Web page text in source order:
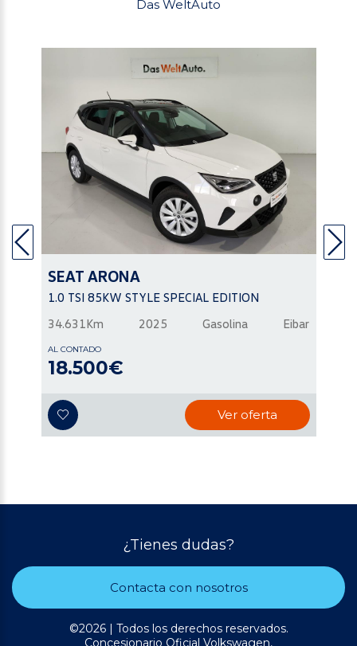
Das WeltAuto
SEAT ARONA
1.0 TSI 85KW STYLE SPECIAL EDITION
34.631Km
2025 Gasolina Eibar
AL CONTADO
18.500€
Ver oferta
¿Tienes dudas?
Contacta con nosotros
©2026 | Todos los derechos reservados.
Concesionario Oficial Volkswagen,